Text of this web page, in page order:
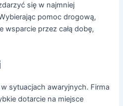
się w najmniej
pomoc drogową,
wsparcie przez całą dobę,
sytuacjach awaryjnych. Firma
dotarcie na miejsce